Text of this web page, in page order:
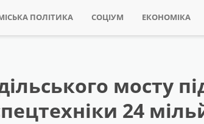
ПОЛІТИКА СОЦІУМ ЕКОНОМІКА
мосту
24